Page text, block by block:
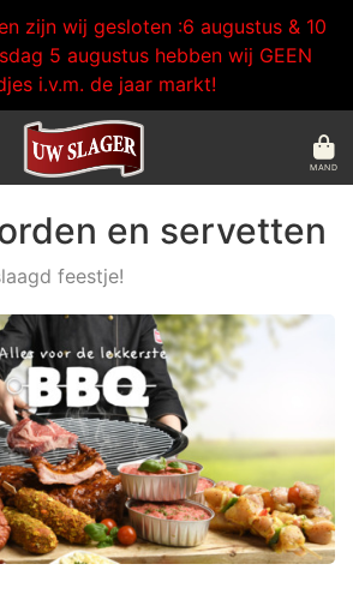
zijn wij gesloten :6 augustus & 10
5 augustus hebben wij GEEN
i.v.m. de jaar markt!
MAND
en servetten
feestje!